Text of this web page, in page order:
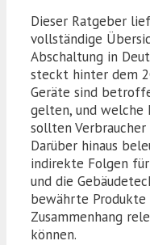
Dieser Ratgeber
vollständige
Abschaltung in
steckt hinter dem
Geräte sind
gelten, und
sollten
Darüber hinaus
indirekte Folgen
und die
bewährte Produkte
Zusammenhang
können.